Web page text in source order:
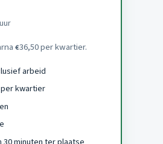
€36,50 per kwartier.
arbeid
kwartier